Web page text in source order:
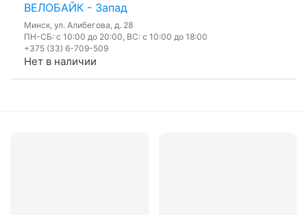
ВЕЛОБАЙК - Запад
Минск, ул. Алибегова, д. 28
ПН-СБ: с 10:00 до 20:00, ВС: с 10:00 до 18:00
+375 (33) 6-709-509
Нет в наличии